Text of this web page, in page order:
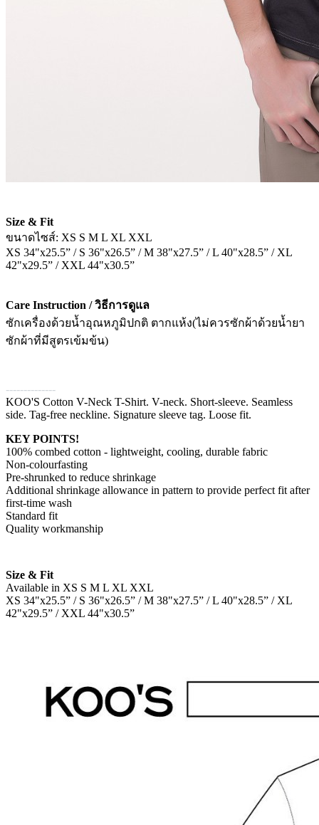
Size & Fit
ขนาดไซส์: XS S M L XL XXL
XS 34"x25.5” / S 36"x26.5” / M 38"x27.5” / L 40"x28.5” / XL
42"x29.5” / XXL 44"x30.5”
Care Instruction / วิธีการดูแล
ซักเครื่องด้วยน้ำอุณหภูมิปกติ ตากแห้ง(ไม่ควรซักผ้าด้วยน้ำยา
ซักผ้าที่มีสูตรเข้มข้น)
--------------
KOO'S Cotton V-Neck T-Shirt. V-neck. Short-sleeve. Seamless
side. Tag-free neckline. Signature sleeve tag. Loose fit.
KEY POINTS!
100% combed cotton - lightweight, cooling, durable fabric
Non-colourfasting
Pre-shrunked to reduce shrinkage
Additional shrinkage allowance in pattern to provide perfect fit after
first-time wash
Standard fit
Quality workmanship
Size & Fit
Available in XS S M L XL XXL
XS 34"x25.5” / S 36"x26.5” / M 38"x27.5” / L 40"x28.5” / XL
42"x29.5” / XXL 44"x30.5”